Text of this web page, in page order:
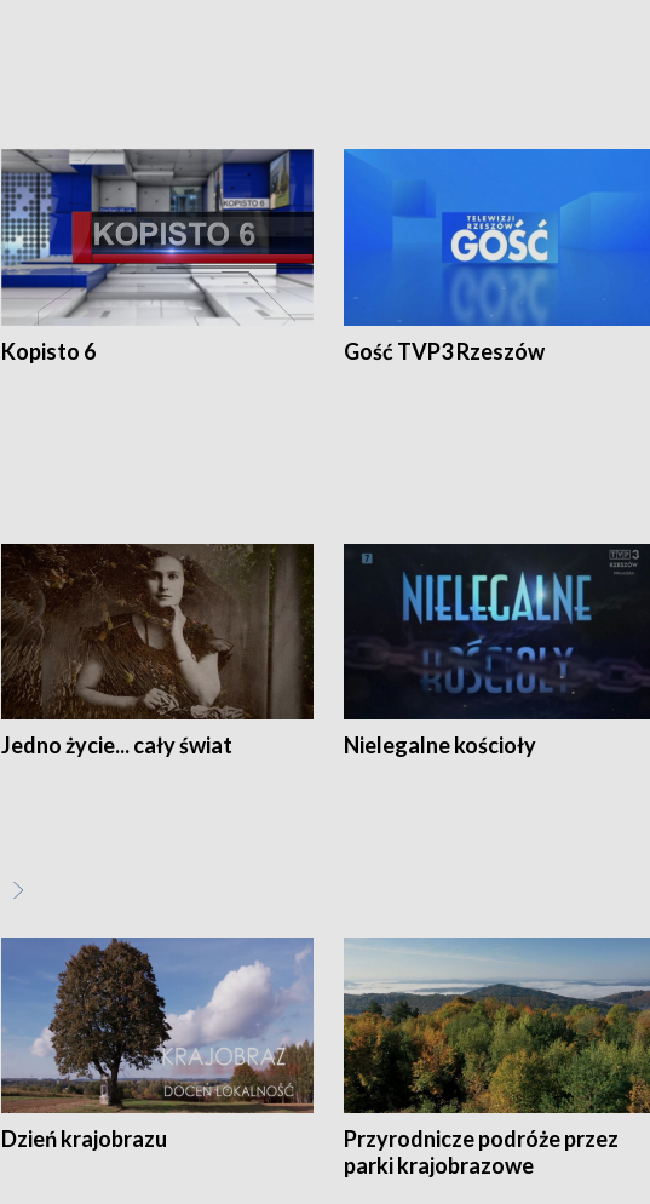
Kopisto 6 Gość TVP3 Rzeszów
Jedno życie... cały świat Nielegalne kościoły
Dzień krajobrazu
Przyrodnicze podróże przez
parki krajobrazowe